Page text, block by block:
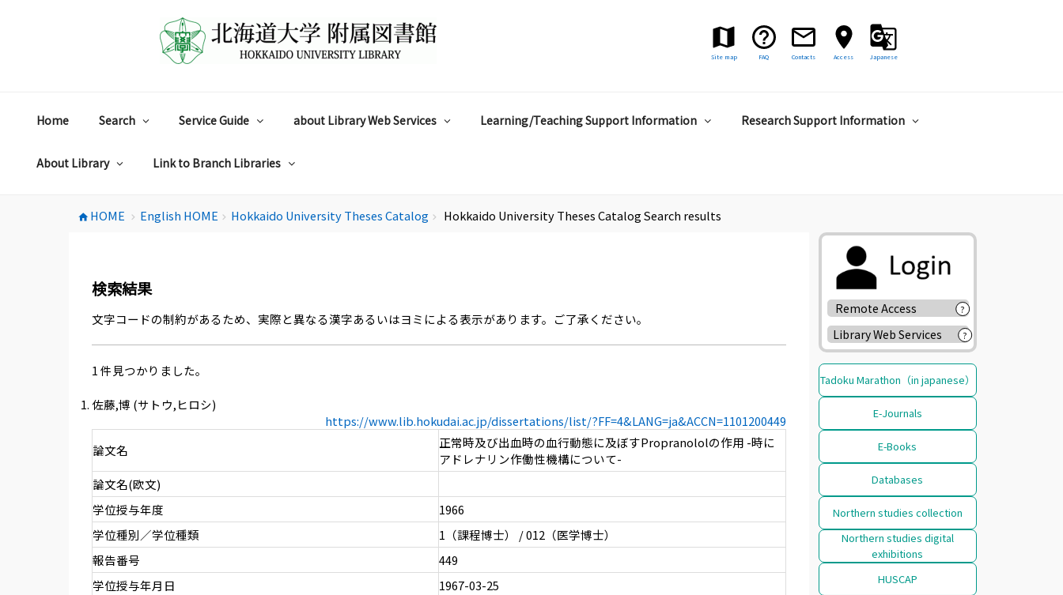
Site map FAQ Contacts Access Japanese
Home Search Service Guide about Library Web Services Learning/Teaching Support Information Research Support Information
About Library Link to Branch Libraries
home HOME chevron_right English HOME chevron_right Hokkaido University Theses Catalog chevron_right Hokkaido University Theses Catalog Search results
検索結果
文字コードの制約があるため、実際と異なる漢字あるいはヨミによる表示があります。ご了承ください。
1 件見つかりました。
佐藤,博 (サトウ,ヒロシ)
https://www.lib.hokudai.ac.jp/dissertations/list/?FF=4&LANG=ja&ACCN=1101200449
論文名
正常時及び出血時の血行動態に及ぼすPropranololの作用 -時に
アドレナリン作働性機構について-
論文名(欧文)
学位授与年度
1966
学位種別／学位種類
1（課程博士） / 012（医学博士）
報告番号
449
学位授与年月日
1967-03-25
Remote Access ?
Library Web Services ?
Tadoku Marathon（in japanese）
E-Journals
E-Books
Databases
Northern studies collection
Northern studies digital
exhibitions
HUSCAP